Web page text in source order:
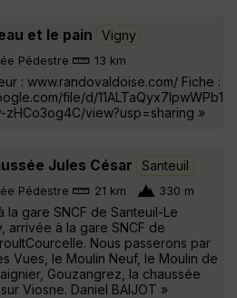
et le pain Vigny
Pédestre 13 km
: www.randovaldoise.com/ Fiche :
file/d/11ALTaQyx7IpwWPb1
zHCo3og4C/view?usp=sharing »
Jules César Santeuil
Pédestre 21 km 330 m
la gare SNCF de Santeuil-Le
arrivée à la gare SNCF de
Nous passerons par
Vues, le Moulin Neuf, le Moulin de
Gouzangrez, la chaussée
Viosne. Daniel BAIJOT »